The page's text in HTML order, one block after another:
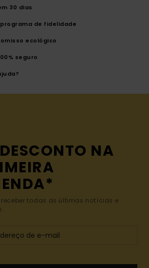
30 dias
de fidelidade
ecológico
seguro
NA
todas as últimas notícias e